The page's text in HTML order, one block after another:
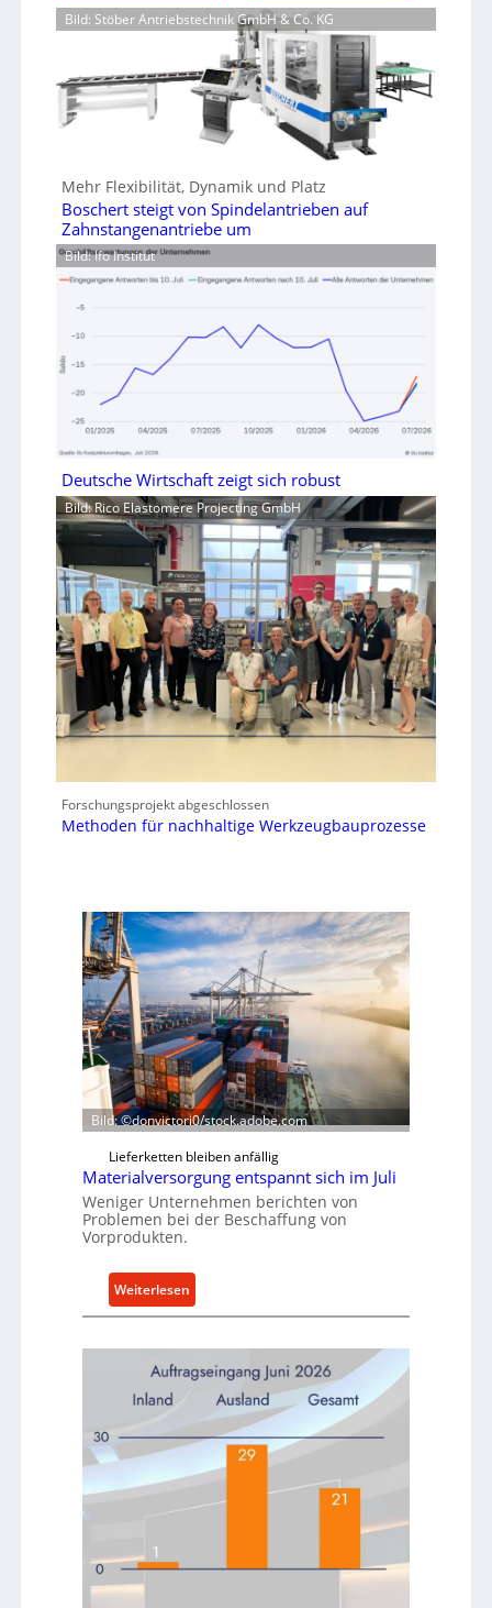
Bild: Stöber Antriebstechnik GmbH & Co. KG
Mehr Flexibilität, Dynamik und Platz
Boschert steigt von Spindelantrieben auf
Zahnstangenantriebe um
Bild: Ifo Institut
Deutsche Wirtschaft zeigt sich robust
Bild: Rico Elastomere Projecting GmbH
Forschungsprojekt abgeschlossen
Methoden für nachhaltige Werkzeugbauprozesse
Bild: ©donvictori0/stock.adobe.com
Lieferketten bleiben anfällig
Materialversorgung entspannt sich im Juli
Weniger Unternehmen berichten von
Problemen bei der Beschaffung von
Vorprodukten.
Weiterlesen:
M
e
a
l
s